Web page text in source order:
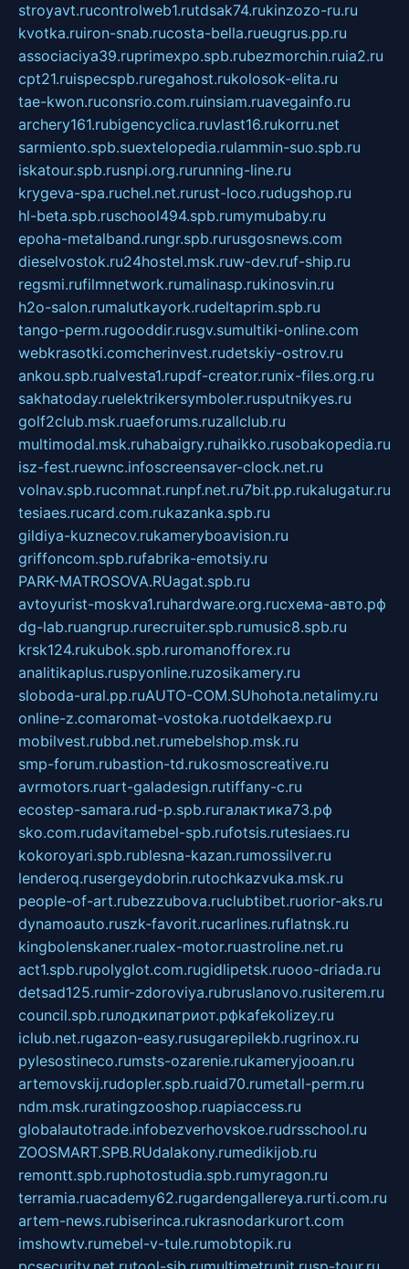
stroyavt.rucontrolweb1.rutdsak74.rukinzozo-ru.ru
kvotka.ruiron-snab.rucosta-bella.rueugrus.pp.ru
associaciya39.ruprimexpo.spb.rubezmorchin.ruia2.ru
cpt21.ruispecspb.ruregahost.rukolosok-elita.ru
tae-kwon.ruconsrio.com.ruinsiam.ruavegainfo.ru
archery161.rubigencyclica.ruvlast16.rukorru.net
sarmiento.spb.suextelopedia.rulammin-suo.spb.ru
iskatour.spb.rusnpi.org.rurunning-line.ru
krygeva-spa.ruchel.net.rurust-loco.rudugshop.ru
hl-beta.spb.ruschool494.spb.rumymubaby.ru
epoha-metalband.rungr.spb.rurusgosnews.com
dieselvostok.ru24hostel.msk.ruw-dev.ruf-ship.ru
regsmi.rufilmnetwork.rumalinasp.rukinosvin.ru
h2o-salon.rumalutkayork.rudeltaprim.spb.ru
tango-perm.rugooddir.rusgv.sumultiki-online.com
webkrasotki.comcherinvest.rudetskiy-ostrov.ru
ankou.spb.rualvesta1.rupdf-creator.runix-files.org.ru
sakhatoday.ruelektrikersymboler.rusputnikyes.ru
golf2club.msk.ruaeforums.ruzallclub.ru
multimodal.msk.ruhabaigry.ruhaikko.rusobakopedia.ru
isz-fest.ruewnc.infoscreensaver-clock.net.ru
volnav.spb.rucomnat.runpf.net.ru7bit.pp.rukalugatur.ru
tesiaes.rucard.com.rukazanka.spb.ru
gildiya-kuznecov.rukameryboavision.ru
griffoncom.spb.rufabrika-emotsiy.ru
PARK-MATROSOVA.RUagat.spb.ru
avtoyurist-moskva1.ruhardware.org.ruсхема-авто.рф
dg-lab.ruangrup.rurecruiter.spb.rumusic8.spb.ru
krsk124.rukubok.spb.ruromanofforex.ru
analitikaplus.ruspyonline.ruzosikamery.ru
sloboda-ural.pp.ruAUTO-COM.SUhohota.netalimy.ru
online-z.comaromat-vostoka.ruotdelkaexp.ru
mobilvest.rubbd.net.rumebelshop.msk.ru
smp-forum.rubastion-td.rukosmoscreative.ru
avrmotors.ruart-galadesign.rutiffany-c.ru
ecostep-samara.rud-p.spb.ruгалактика73.рф
sko.com.rudavitamebel-spb.rufotsis.rutesiaes.ru
kokoroyari.spb.rublesna-kazan.rumossilver.ru
lenderoq.rusergeydobrin.rutochkazvuka.msk.ru
people-of-art.rubezzubova.ruclubtibet.ruorior-aks.ru
dynamoauto.ruszk-favorit.rucarlines.ruflatnsk.ru
kingbolenskaner.rualex-motor.ruastroline.net.ru
act1.spb.rupolyglot.com.rugidlipetsk.ruooo-driada.ru
detsad125.rumir-zdoroviya.rubruslanovo.rusiterem.ru
council.spb.ruлодкипатриот.рфkafekolizey.ru
iclub.net.rugazon-easy.rusugarepilekb.rugrinox.ru
pylesostineco.rumsts-ozarenie.rukameryjooan.ru
artemovskij.rudopler.spb.ruaid70.rumetall-perm.ru
ndm.msk.ruratingzooshop.ruapiaccess.ru
globalautotrade.infobezverhovskoe.rudrsschool.ru
ZOOSMART.SPB.RUdalakony.rumedikijob.ru
remontt.spb.ruphotostudia.spb.rumyragon.ru
terramia.ruacademy62.rugardengallereya.rurti.com.ru
artem-news.rubiserinca.rukrasnodarkurort.com
imshowtv.rumebel-v-tule.rumobtopik.ru